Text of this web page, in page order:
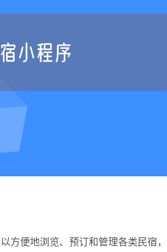
便地浏览、预订和管理各类民宿